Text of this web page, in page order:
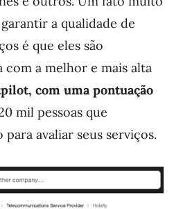
a qualidade de
é que eles são
com a melhor e mais alta
com uma pontuação
mil pessoas que
avaliar seus serviços.